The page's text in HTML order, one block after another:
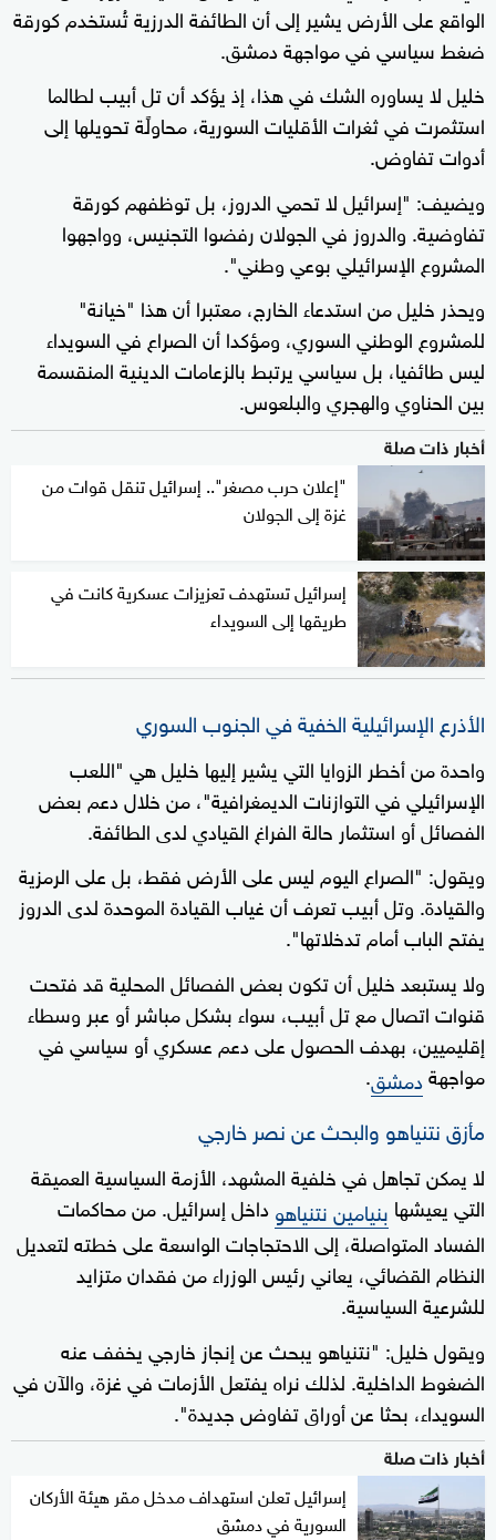
الواقع على الأرض يشير إلى أن الطائفة الدرزية تُستخدم كورقة
ضغط سياسي في مواجهة دمشق.
خليل لا يساوره الشك في هذا، إذ يؤكد أن تل أبيب لطالما
استثمرت في ثغرات الأقليات السورية، محاولًة تحويلها إلى
أدوات تفاوض.
ويضيف: "إسرائيل لا تحمي الدروز، بل توظفهم كورقة
تفاوضية. والدروز في الجولان رفضوا التجنيس، وواجهوا
المشروع الإسرائيلي بوعي وطني".
ويحذر خليل من استدعاء الخارج، معتبرا أن هذا "خيانة"
للمشروع الوطني السوري، ومؤكدا أن الصراع في السويداء
ليس طائفيا، بل سياسي يرتبط بالزعامات الدينية المنقسمة
بين الحناوي والهجري والبلعوس.
أخبار ذات صلة
"إعلان حرب مصغر".. إسرائيل تنقل قوات من
غزة إلى الجولان
إسرائيل تستهدف تعزيزات عسكرية كانت في
طريقها إلى السويداء
الأذرع الإسرائيلية الخفية في الجنوب السوري
واحدة من أخطر الزوايا التي يشير إليها خليل هي "اللعب
الإسرائيلي في التوازنات الديمغرافية"، من خلال دعم بعض
الفصائل أو استثمار حالة الفراغ القيادي لدى الطائفة.
ويقول: "الصراع اليوم ليس على الأرض فقط، بل على الرمزية
والقيادة. وتل أبيب تعرف أن غياب القيادة الموحدة لدى الدروز
يفتح الباب أمام تدخلاتها".
ولا يستبعد خليل أن تكون بعض الفصائل المحلية قد فتحت
قنوات اتصال مع تل أبيب، سواء بشكل مباشر أو عبر وسطاء
إقليميين، بهدف الحصول على دعم عسكري أو سياسي في
مواجهةدمشق.
مأزق نتنياهو والبحث عن نصر خارجي
لا يمكن تجاهل في خلفية المشهد، الأزمة السياسية العميقة
التي يعيشها بنيامين نتنياهوداخل إسرائيل. من محاكمات
الفساد المتواصلة، إلى الاحتجاجات الواسعة على خطته لتعديل
النظام القضائي، يعاني رئيس الوزراء من فقدان متزايد
للشرعية السياسية.
ويقول خليل: "نتنياهو يبحث عن إنجاز خارجي يخفف عنه
الضغوط الداخلية. لذلك نراه يفتعل الأزمات في غزة، والآن في
السويداء، بحثا عن أوراق تفاوض جديدة".
أخبار ذات صلة
إسرائيل تعلن استهداف مدخل مقر هيئة الأركان
السورية في دمشق